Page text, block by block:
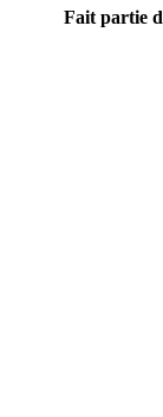
Fait partie